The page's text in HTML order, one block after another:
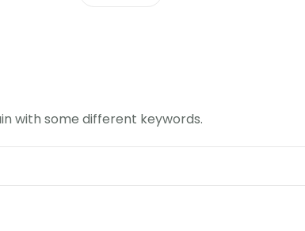
with some different keywords.